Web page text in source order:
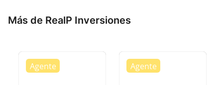
Más de RealP Inversiones